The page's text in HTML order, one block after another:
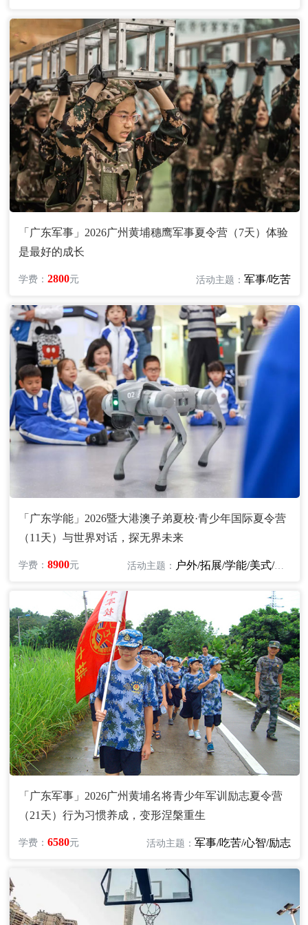
「广东军事」2026广州黄埔穗鹰军事夏令营（7天）体验
是最好的成长
学费：2800元 活动主题： 军事/吃苦
「广东学能」2026暨大港澳子弟夏校·青少年国际夏令营
（11天）与世界对话，探无界未来
学费：8900元 活动主题： 户外/拓展/学能/美式/英语
「广东军事」2026广州黄埔名将青少年军训励志夏令营
（21天）行为习惯养成，变形涅槃重生
学费：6580元 活动主题： 军事/吃苦/心智/励志